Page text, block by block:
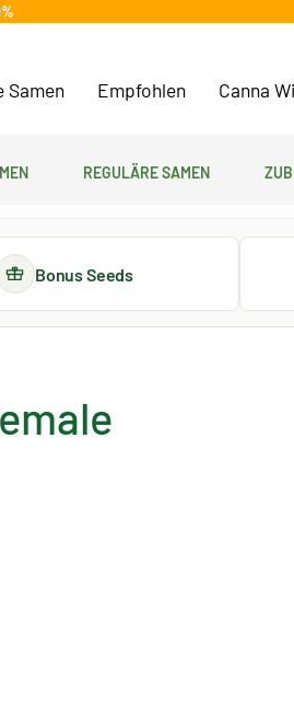
Samen Empfohlen Canna
Reguläre Samen
Bonus Seeds